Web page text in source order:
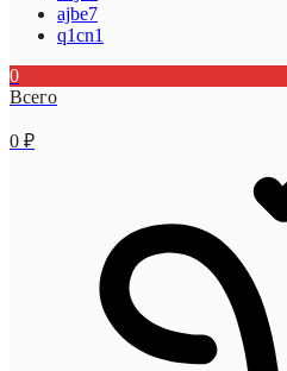
ajbe7
q1cn1
0
Всего
0 ₽